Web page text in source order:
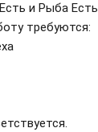
и Рыба Есть
требуются: